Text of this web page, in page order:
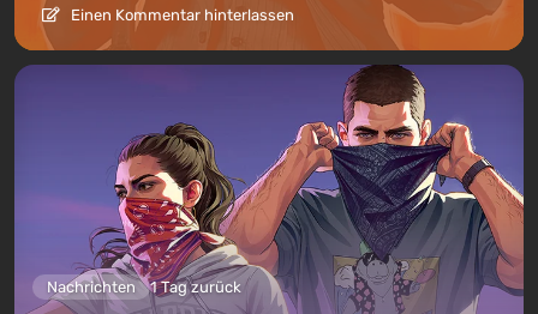
Einen Kommentar hinterlassen
Nachrichten 1 Tag zurück